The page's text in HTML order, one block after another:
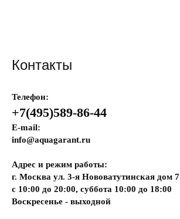
Контакты
Телефон:
+7(495)589-86-44
E-mail:
info@aquagarant.ru
Адрес и режим работы:
г. Москва ул. 3-я Нововатутинская дом 7
с 10:00 до 20:00, суббота 10:00 до 18:00
Воскресенье - выходной